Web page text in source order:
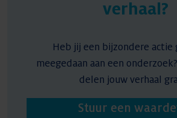
verhaal?
Heb jij een bijzondere actie
meegedaan aan een
delen jouw verhaal
Stuur een